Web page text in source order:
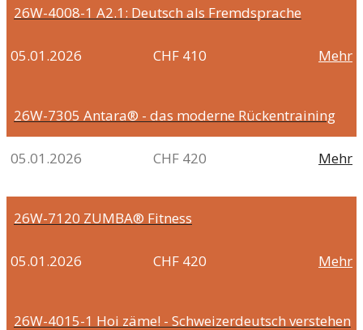
26W-4008-1 A2.1: Deutsch als Fremdsprache
05.01.2026 CHF 410 Mehr
26W-7305 Antara® - das moderne Rückentraining
05.01.2026 CHF 420 Mehr
26W-7120 ZUMBA® Fitness
05.01.2026 CHF 420 Mehr
26W-4015-1 Hoi zäme! - Schweizerdeutsch verstehen